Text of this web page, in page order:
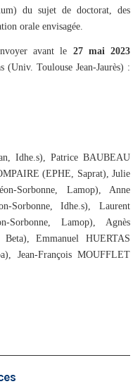
du sujet de doctorat, des
orale envisagée.
avant le 27 mai 2023
(Univ. Toulouse Jean-Jaurès) :
Idhe.s), Patrice BAUBEAU
(EPHE, Saprat), Julie
Sorbonne, Lamop), Anne
Sorbonne, Idhe.s), Laurent
Lamop), Agnès
Emmanuel HUERTAS
Jean-François MOUFFLET